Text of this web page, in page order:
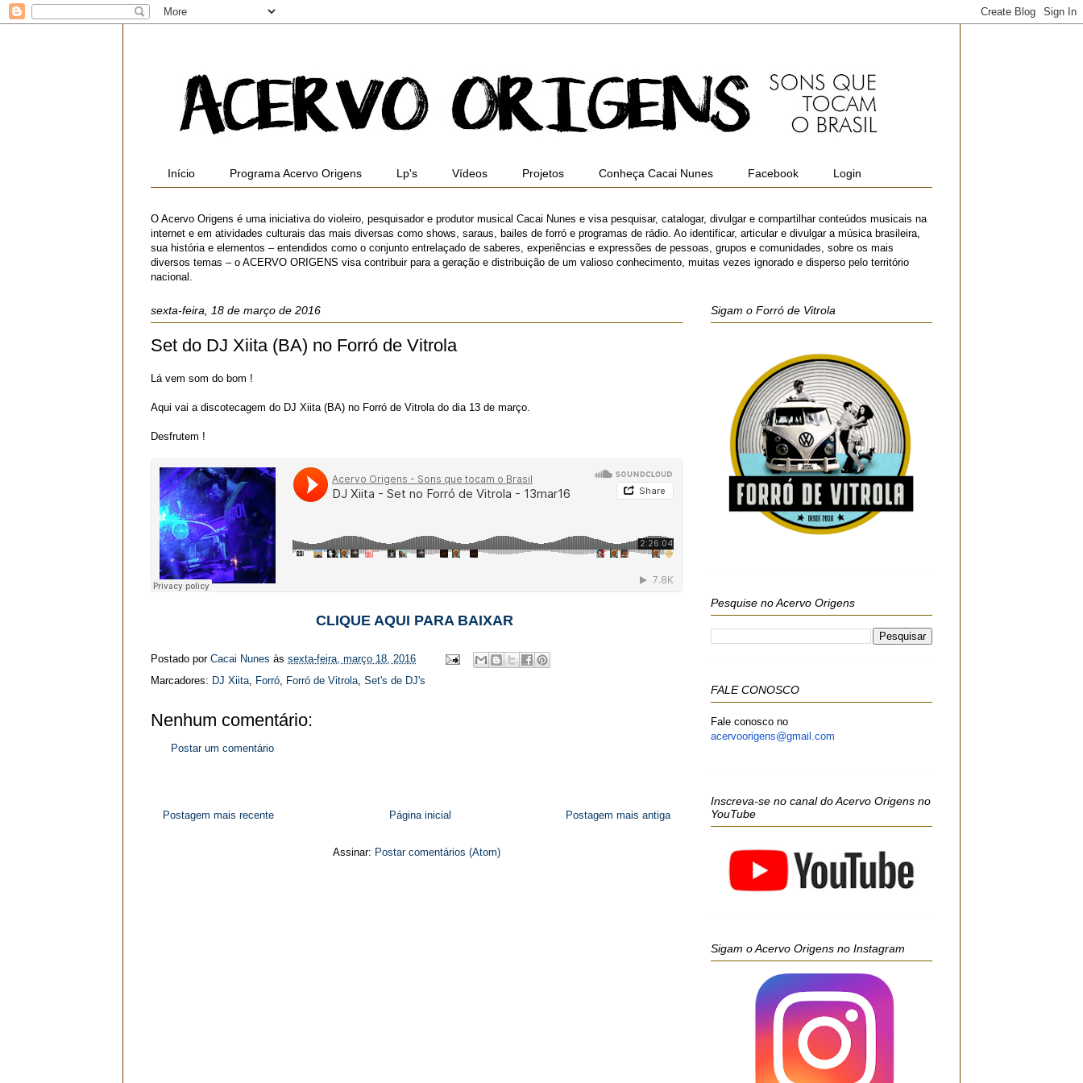
Início Programa Acervo Origens Lp's Vídeos Projetos Conheça Cacai Nunes Facebook Login
O Acervo Origens é uma iniciativa do violeiro, pesquisador e produtor musical Cacai Nunes e visa pesquisar, catalogar, divulgar e compartilhar conteúdos musicais na
internet e em atividades culturais das mais diversas como shows, saraus, bailes de forró e programas de rádio. Ao identificar, articular e divulgar a música brasileira,
sua história e elementos – entendidos como o conjunto entrelaçado de saberes, experiências e expressões de pessoas, grupos e comunidades, sobre os mais
diversos temas – o ACERVO ORIGENS visa contribuir para a geração e distribuição de um valioso conhecimento, muitas vezes ignorado e disperso pelo território
nacional.
sexta-feira, 18 de março de 2016
Set do DJ Xiita (BA) no Forró de Vitrola
Lá vem som do bom !
Aqui vai a discotecagem do DJ Xiita (BA) no Forró de Vitrola do dia 13 de março.
Desfrutem !
CLIQUE AQUI PARA BAIXAR
Postado por Cacai Nunes às sexta-feira, março 18, 2016
Marcadores: DJ Xiita, Forró, Forró de Vitrola, Set's de DJ's
Nenhum comentário:
Postar um comentário
Postagem mais recente Postagem mais antiga
Página inicial
Assinar: Postar comentários (Atom)
Sigam o Forró de Vitrola
Pesquise no Acervo Origens
FALE CONOSCO
Fale conosco no
acervoorigens@gmail.com
Inscreva-se no canal do Acervo Origens no
YouTube
Sigam o Acervo Origens no Instagram